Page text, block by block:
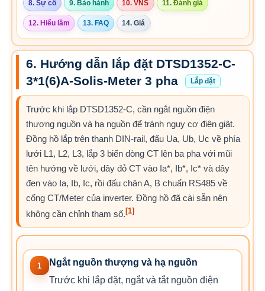
8. Sự cố 9. Bảo hành 10. VNS 11. Đánh giá
12. Hiểu lầm 13. FAQ 14. Giá
6. Hướng dẫn lắp đặt DTSD1352-C-
3*1(6)A-Solis-Meter 3 pha
Lắp đặt
Trước khi lắp DTSD1352-C, cần ngắt nguồn điện
thượng nguồn và hạ nguồn để tránh nguy cơ điện giật.
Đồng hồ lắp trên thanh DIN-rail, đấu Ua, Ub, Uc về phía
lưới L1, L2, L3, lắp 3 biến dòng CT lên ba pha với mũi
tên hướng về lưới, dây đỏ CT vào Ia*, Ib*, Ic* và dây
đen vào Ia, Ib, Ic, rồi đấu chân A, B chuẩn RS485 về
cổng CT/Meter của inverter. Đồng hồ đã cài sẵn nên
không cần chỉnh tham số. [1]
1
Ngắt nguồn thượng và hạ nguồn
Trước khi lắp đặt, ngắt và tắt nguồn điện